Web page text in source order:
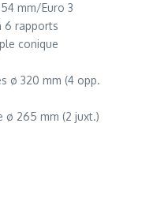
mm/Euro 3
6 rapports
conique
ø 320 mm (4 opp.
ø 265 mm (2 juxt.)